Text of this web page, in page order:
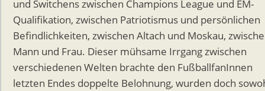
und Switchens zwischen Champions League und EM-
Qualifikation, zwischen Patriotismus und persönlichen
Befindlichkeiten, zwischen Altach und Moskau,
Mann und Frau. Dieser mühsame Irrgang zwischen
verschiedenen Welten brachte den FußballfanInnen
letzten Endes doppelte Belohnung, wurden doch